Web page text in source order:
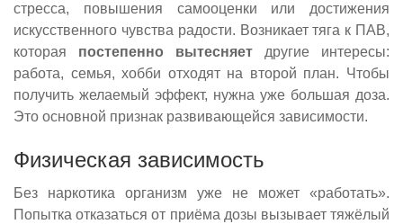
стресса, повышения самооценки или достижения
искусственного чувства радости. Возникает тяга к ПАВ,
которая постепенно вытесняет другие интересы:
работа, семья, хобби отходят на второй план. Чтобы
получить желаемый эффект, нужна уже большая доза.
Это основной признак развивающейся зависимости.
Физическая зависимость
Без наркотика организм уже не может «работать».
Попытка отказаться от приёма дозы вызывает тяжёлый